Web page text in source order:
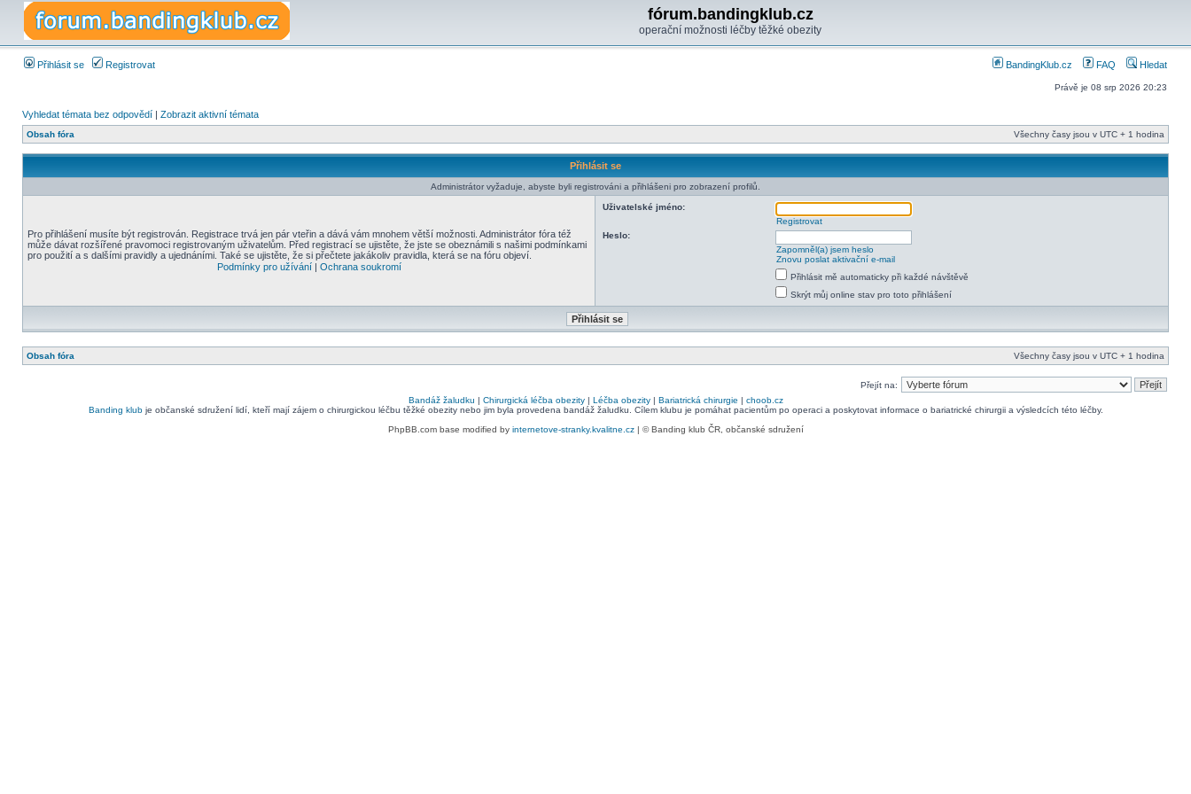
fórum.bandingklub.cz
operační možnosti léčby těžké obezity
Přihlásit se Registrovat BandingKlub.cz FAQ Hledat
Právě je 08 srp 2026 20:23
Vyhledat témata bez odpovědí | Zobrazit aktivní témata
Obsah fóra Všechny časy jsou v UTC + 1 hodina
Přihlásit se
Administrátor vyžaduje, abyste byli registrováni a přihlášeni pro zobrazení profilů.
Pro přihlášení musíte být registrován. Registrace trvá jen pár vteřin a dává vám mnohem větší možnosti. Administrátor fóra též
může dávat rozšířené pravomoci registrovaným uživatelům. Před registrací se ujistěte, že jste se obeznámili s našimi podmínkami
pro použití a s dalšími pravidly a ujednáními. Také se ujistěte, že si přečtete jakákoliv pravidla, která se na fóru objeví.
Podmínky pro užívání| Ochrana soukromí
Uživatelské jméno:
Registrovat
Heslo:
Zapomněl(a) jsem heslo
Znovu poslat aktivační e-mail
Přihlásit mě automaticky při každé návštěvě
Skrýt můj online stav pro toto přihlášení
Obsah fóra Všechny časy jsou v UTC + 1 hodina
Přejít na:
Bandáž žaludku | Chirurgická léčba obezity| Léčba obezity| Bariatrická chirurgie | choob.cz
Banding klubje občanské sdružení lidí, kteří mají zájem o chirurgickou léčbu těžké obezity nebo jim byla provedena bandáž žaludku. Cílem klubu je pomáhat pacientům po operaci a poskytovat informace o bariatrické chirurgii a výsledcích této léčby.
PhpBB.com base modified by internetove-stranky.kvalitne.cz| © Banding klub ČR, občanské sdružení